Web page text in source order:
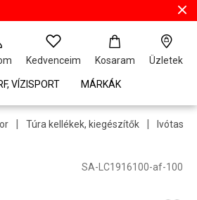
VÍZISPORT MÁRKÁK
Kedvenceim Kosaram Üzletek
| Túra kellékek, kiegészítők | Ivótasak
SA-LC1916100-af-100